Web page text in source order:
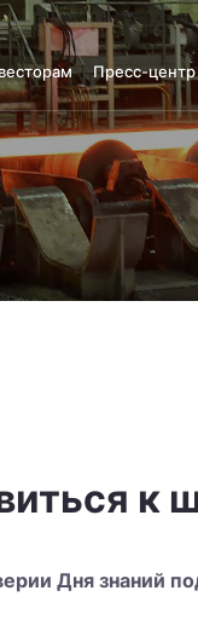
Пресс-центр
к
Дня знаний